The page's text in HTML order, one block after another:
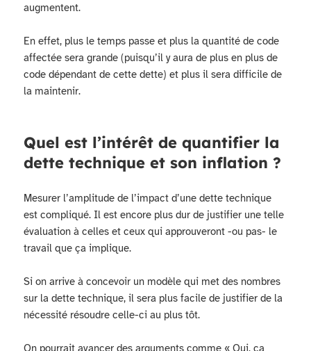
augmentent.
En effet, plus le temps passe et plus la quantité de code
affectée sera grande (puisqu’il y aura de plus en plus de
code dépendant de cette dette) et plus il sera difficile de
la maintenir.
Quel est l’intérêt de quantifier la
dette technique et son inflation ?
Mesurer l’amplitude de l’impact d’une dette technique
est compliqué. Il est encore plus dur de justifier une telle
évaluation à celles et ceux qui approuveront -ou pas- le
travail que ça implique.
Si on arrive à concevoir un modèle qui met des nombres
sur la dette technique, il sera plus facile de justifier de la
nécessité résoudre celle-ci au plus tôt.
On pourrait avancer des arguments comme « Oui, ça